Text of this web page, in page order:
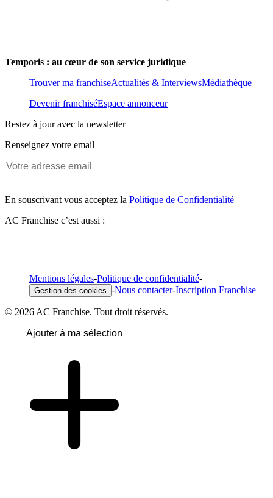
Temporis : au cœur de son service juridique
Trouver ma franchiseActualités & InterviewsMédiathèque
Devenir franchiséEspace annonceur
Restez à jour avec la newsletter
Renseignez votre email
En souscrivant vous acceptez la Politique de Confidentialité
AC Franchise c’est aussi :
Mentions légales-Politique de confidentialité-
Gestion des cookies -Nous contacter-Inscription Franchise
© 2026 AC Franchise. Tout droit réservés.
Ajouter à ma sélection